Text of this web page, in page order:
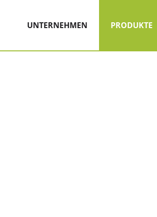
UNTERNEHMEN
PRODUKTE